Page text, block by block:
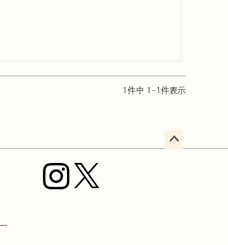
1 件中 1 - 1 件表示